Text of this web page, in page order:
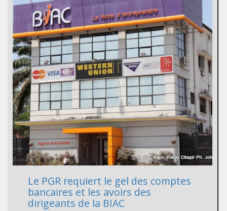
Le PGR requiert le gel des comptes
bancaires et les avoirs des
dirigeants de la BIAC